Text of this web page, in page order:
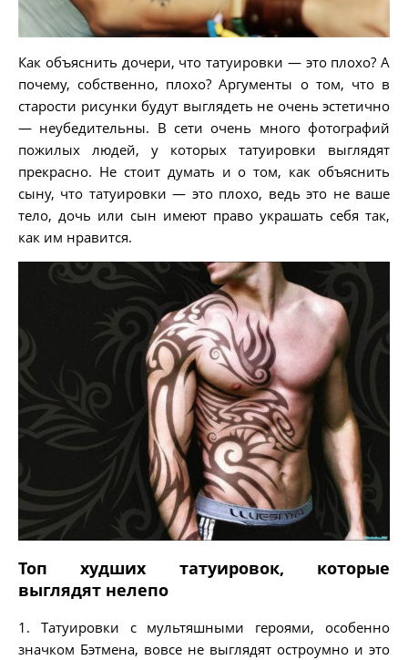
Как объяснить дочери, что татуировки — это плохо? А
почему, собственно, плохо? Аргументы о том, что в
старости рисунки будут выглядеть не очень эстетично
— неубедительны. В сети очень много фотографий
пожилых людей, у которых татуировки выглядят
прекрасно. Не стоит думать и о том, как объяснить
сыну, что татуировки — это плохо, ведь это не ваше
тело, дочь или сын имеют право украшать себя так,
как им нравится.
Топ худших татуировок, которые
выглядят нелепо
1. Татуировки с мультяшными героями, особенно
значком Бэтмена, вовсе не выглядят остроумно и это